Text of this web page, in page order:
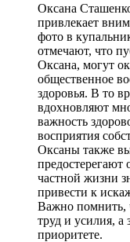
Оксана
привлекает
фото в
отмечают, что
Оксана, могут
общественное
здоровья. В то
вдохновляют
важность
восприятия
Оксаны также
предостерегают
частной жизни
привести к
Важно помнить,
труд и усилия, а
приоритете.